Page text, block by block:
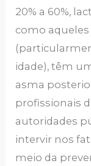
20% a 60%,
como
idade), têm
asma
profissionais
autoridades
intervir nos
meio da